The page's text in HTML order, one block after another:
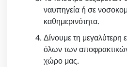
ναυπηγεία ή σε
καθημερινότητα.
Δίνουμε τη μεγαλύτερη
όλων των
χώρο μας.